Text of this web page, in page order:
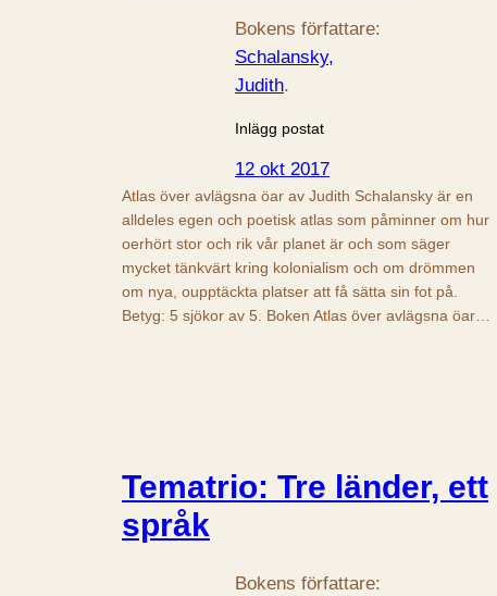
Bokens författare:
Schalansky,
Judith.
Inlägg postat
12 okt 2017
Atlas över avlägsna öar av Judith Schalansky är en
alldeles egen och poetisk atlas som påminner om hur
oerhört stor och rik vår planet är och som säger
mycket tänkvärt kring kolonialism och om drömmen
om nya, oupptäckta platser att få sätta sin fot på.
Betyg: 5 sjökor av 5. Boken Atlas över avlägsna öar…
Tematrio: Tre länder, ett
språk
Bokens författare: